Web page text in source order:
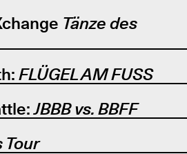
Tänze des
FLÜGEL AM FUSS
JBBB vs. BBFF
Tour